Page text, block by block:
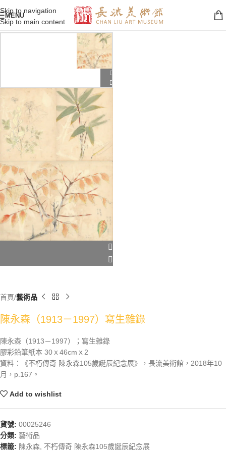
Skip to navigation
Skip to main content
MENU
首頁 藝術品
陳永森（1913－1997）寫生雜錄
陳永森（1913－1997）；寫生雜錄
膠彩鉛筆紙本 30ｘ46cmｘ2
資料：《不朽傳奇 陳永森105歲誕辰紀念展》，長流美術館，2018年10
月，p.167。
Add to wishlist
貨號: 00025246
分類: 藝術品
標籤: 陳永森 不朽傳奇 陳永森105歲誕辰紀念展